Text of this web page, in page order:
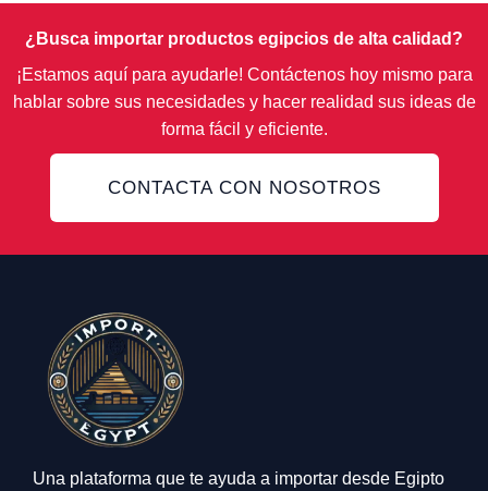
¿Busca importar productos egipcios de alta calidad?
¡Estamos aquí para ayudarle! Contáctenos hoy mismo para
hablar sobre sus necesidades y hacer realidad sus ideas de
forma fácil y eficiente.
CONTACTA CON NOSOTROS
Una plataforma que te ayuda a importar desde Egipto